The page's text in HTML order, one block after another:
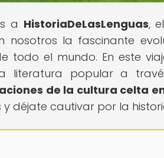
a HistoriaDeLasLenguas,
nosotros la fascinante
todo el mundo. En este
literatura popular a
de la cultura celta
y déjate cautivar por la